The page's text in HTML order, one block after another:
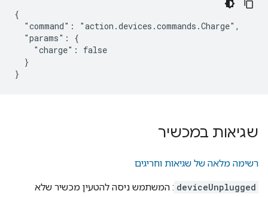
{
  "command": "action.devices.commands.Charge",
  "params": {
    "charge": false
  }
}
שגיאות במכשיר
רשימה מלאה של שגיאות וחריגים
deviceUnplugged : המשתמש ניסה להטעין מכשיר שלא